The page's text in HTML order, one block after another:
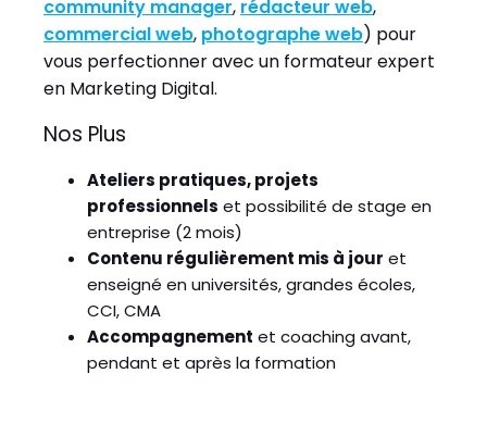
community manager, rédacteur web,
commercial web, photographe web) pour
vous perfectionner avec un formateur expert
en Marketing Digital.
Nos Plus
Ateliers pratiques, projets
professionnels et possibilité de stage en
entreprise (2 mois)
Contenu régulièrement mis à jour et
enseigné en universités, grandes écoles,
CCI, CMA
Accompagnement et coaching avant,
pendant et après la formation